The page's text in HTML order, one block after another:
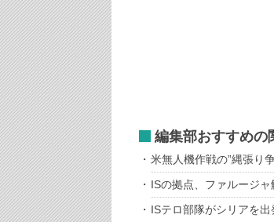
編集部おすすめの
米無人機作戦の”縄張り
ISの拠点、ファルージ
ISテロ部隊がシリアを